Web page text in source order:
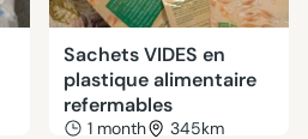
Sachets VIDES en
plastique alimentaire
refermables
1 month 345km